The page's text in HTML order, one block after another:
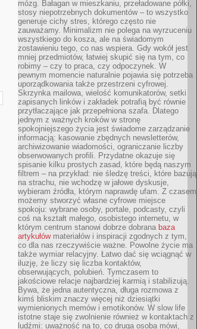
mózg. Bałagan w mieszkaniu, przeładowane półki,
stosy niepotrzebnych dokumentów – to wszystko
generuje cichy stres, którego często nie
zauważamy. Minimalizm nie polega na wyrzuceniu
wszystkiego do kosza, ale na świadomym
zostawieniu tego, co nas wspiera. Gdy wokół jest
mniej przedmiotów, łatwiej skupić się na tym, co
robimy – czy to praca, czy odpoczynek. W
pewnym momencie naturalnie pojawia się potrzeba
uporządkowania także przestrzeni cyfrowej.
Skrzynka mailowa, wielość komunikatorów, setki
zapisanych linków i zakładek potrafią być równie
przytłaczające jak przepełniona szafa. Dlatego
jednym z ważnych kroków w stronę
spokojniejszego życia jest świadome zarządzanie
informacją: kasowanie zbędnych newsletterów,
archiwizowanie wiadomości, ograniczanie liczby
obserwowanych profili. Przydatne okazuje się
spisanie kilku prostych zasad, które będą naszym
filtrem – na przykład: nie śledzę treści, które bazują
na strachu, nie wchodzę w jałowe dyskusje,
wybieram źródła, którym naprawdę ufam. Z czasem
możemy stworzyć własne cyfrowe miejsce
spokoju: wybrane osoby, portale, podcasty, czyli
coś na kształt małego, osobistego internetu, w
którym centrum stanowi dobrze dobrana baza
artykułówmateriałów i inspiracji zgodnych z tym,
co dla nas rzeczywiście ważne. Powolne życie ma
także wymiar relacyjny. Łatwo dać się wciągnąć w
iluzję, że liczy się liczba kontaktów,
obserwujących, polubień. Tymczasem to
jakościowe relacje najbardziej karmią i stabilizują.
Bywa, że jedna autentyczna, długa rozmowa z
kimś bliskim znaczy więcej niż dziesiątki
wymienionych memów i emotikonów. W slow life
istotne staje się zwolnienie również w kontaktach z
ludźmi: uważność na to, co druga osoba mówi,